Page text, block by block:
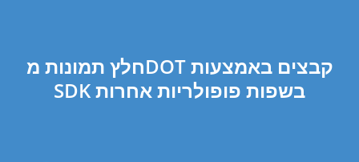
חלץ תמונות מDOT קבצים באמצעות
SDK בשפות פופולריות אחרות